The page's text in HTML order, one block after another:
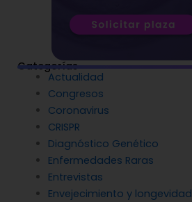
Categorías
Actualidad
Congresos
Coronavirus
CRISPR
Diagnóstico Genético
Enfermedades Raras
Entrevistas
Envejecimiento y longevidad